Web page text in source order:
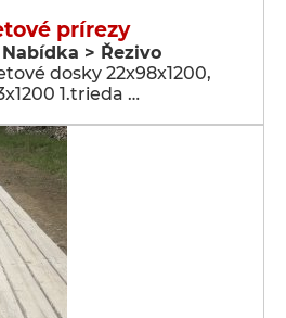
prírezy
> Řezivo
dosky 22x98x1200,
1.trieda …